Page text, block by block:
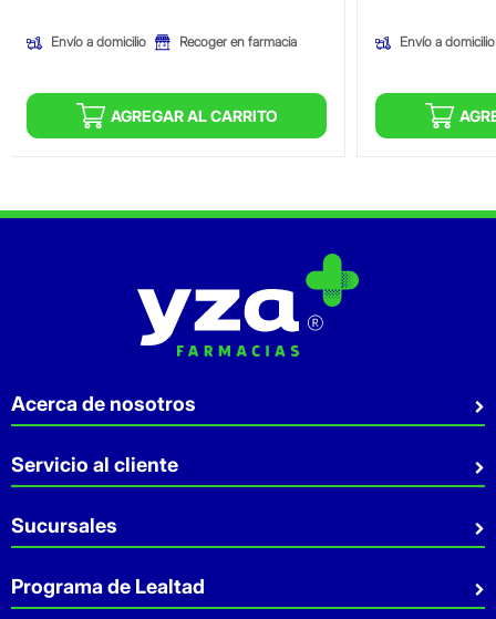
Envío a domicilio Recoger en farmacia
AGREGAR AL CARRITO
Envío a domicilio
Acerca de nosotros
Quiénes somos
Sostenibilidad
Aviso de privacidad
Servicio al cliente
Preguntas Frecuentes
Contacto
Facturación
Sucursales
Sucursales
Servicio a Domicilio
Programa de Lealtad